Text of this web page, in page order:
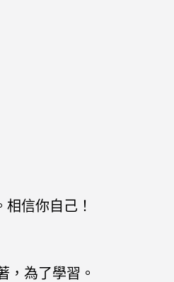
信你自己！
，為了學習。